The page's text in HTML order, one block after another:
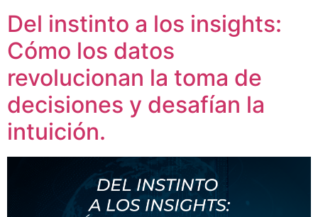
Del instinto a los insights:
Cómo los datos
revolucionan la toma de
decisiones y desafían la
intuición.